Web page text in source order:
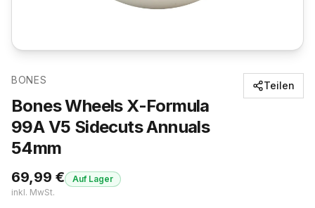
BONES
Bones Wheels X-Formula
99A V5 Sidecuts Annuals
54mm
69,99 €
inkl. MwSt.
Auf Lager
Teilen